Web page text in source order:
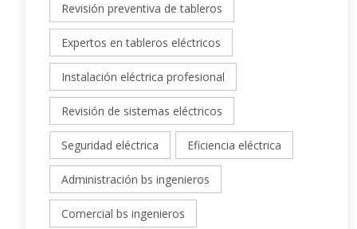
Revisión preventiva de tableros
Expertos en tableros eléctricos
Instalación eléctrica profesional
Revisión de sistemas eléctricos
Seguridad eléctrica Eficiencia eléctrica
Administración bs ingenieros
Comercial bs ingenieros